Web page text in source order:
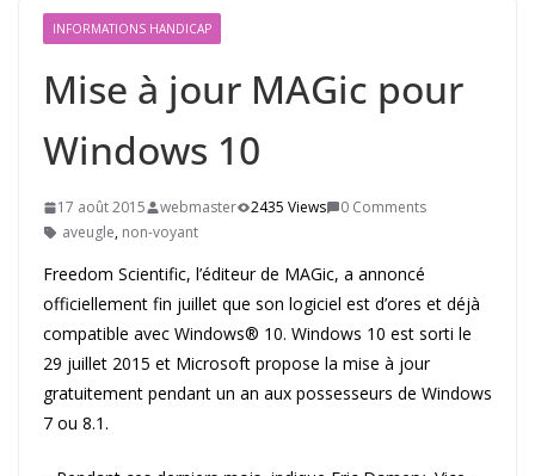
INFORMATIONS HANDICAP
Mise à jour MAGic pour
Windows 10
17 août 2015 webmaster 2435 Views
0 Comments
aveugle, non-voyant
Freedom Scientific, l’éditeur de MAGic, a annoncé
officiellement fin juillet que son logiciel est d’ores et déjà
compatible avec Windows® 10. Windows 10 est sorti le
29 juillet 2015 et Microsoft propose la mise à jour
gratuitement pendant un an aux possesseurs de Windows
7 ou 8.1.